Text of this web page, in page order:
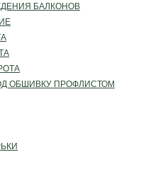
БАЛКОНОВ
ОБШИВКУ ПРОФЛИСТОМ